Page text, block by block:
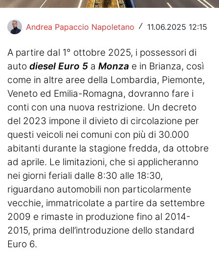
News
Eventi
Andrea Papaccio Napoletano / 11.06.2025 12:15
A partire dal 1° ottobre 2025, i possessori di
auto diesel Euro 5 a Monza e in Brianza, così
come in altre aree della Lombardia, Piemonte,
Veneto ed Emilia-Romagna, dovranno fare i
conti con una nuova restrizione. Un decreto
del 2023 impone il divieto di circolazione per
questi veicoli nei comuni con più di 30.000
abitanti durante la stagione fredda, da ottobre
ad aprile. Le limitazioni, che si applicheranno
nei giorni feriali dalle 8:30 alle 18:30,
riguardano automobili non particolarmente
vecchie, immatricolate a partire da settembre
2009 e rimaste in produzione fino al 2014-
2015, prima dell’introduzione dello standard
Euro 6.